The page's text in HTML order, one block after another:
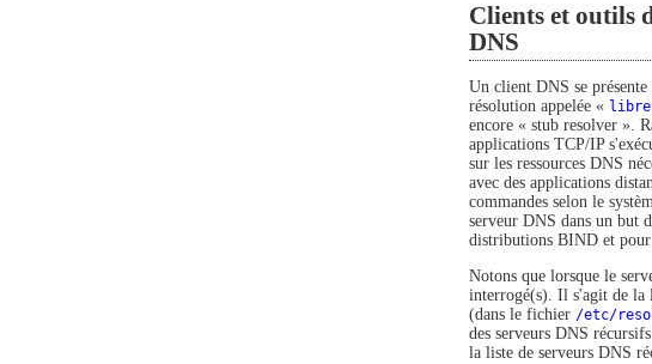
Clients et outils
DNS
Un client DNS se
résolution appelée «
encore « stub resolver ».
applications TCP/IP
sur les ressources DNS
avec des applications
commandes selon le
serveur DNS dans un but
distributions BIND et pour
Notons que lorsque le
interrogé(s). Il s'agit de la
(dans le fichier /etc/
des serveurs DNS
la liste de serveurs DNS